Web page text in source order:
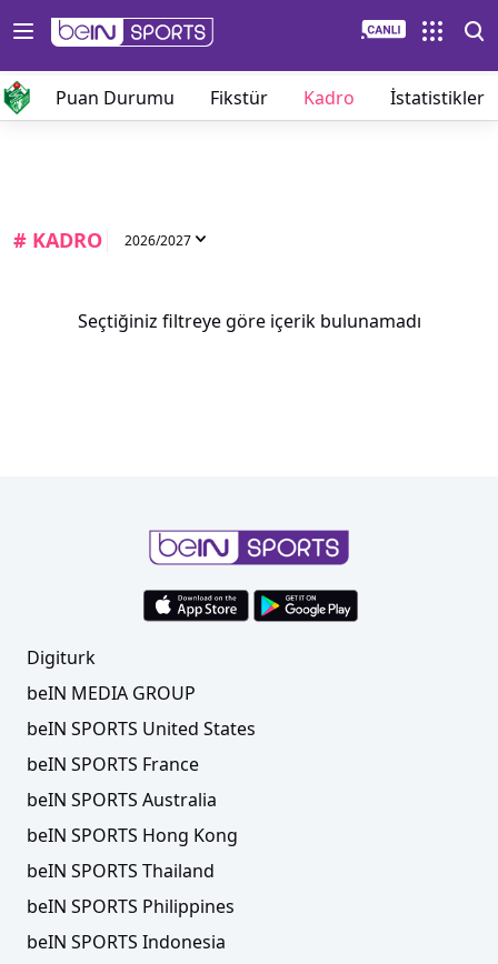
Puan Durumu Fikstür Kadro İstatistikler
# KADRO 2026/2027
Seçtiğiniz filtreye göre içerik bulunamadı
Digiturk
beIN MEDIA GROUP
beIN SPORTS United States
beIN SPORTS France
beIN SPORTS Australia
beIN SPORTS Hong Kong
beIN SPORTS Thailand
beIN SPORTS Philippines
beIN SPORTS Indonesia